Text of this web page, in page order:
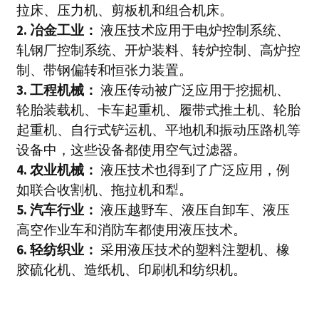
拉床、压力机、剪板机和组合机床。
2. 冶金工业： 液压技术应用于电炉控制系统、
轧钢厂控制系统、开炉装料、转炉控制、高炉控
制、带钢偏转和恒张力装置。
3. 工程机械： 液压传动被广泛应用于挖掘机、
轮胎装载机、卡车起重机、履带式推土机、轮胎
起重机、自行式铲运机、平地机和振动压路机等
设备中，这些设备都使用空气过滤器。
4. 农业机械： 液压技术也得到了广泛应用，例
如联合收割机、拖拉机和犁。
5. 汽车行业： 液压越野车、液压自卸车、液压
高空作业车和消防车都使用液压技术。
6. 轻纺织业： 采用液压技术的塑料注塑机、橡
胶硫化机、造纸机、印刷机和纺织机。